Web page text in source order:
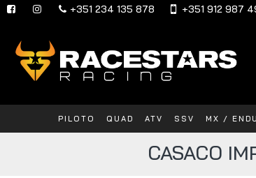
+351 234 135 878 +351 912 987
PILOTO QUAD ATV SSV MX /
CASACO